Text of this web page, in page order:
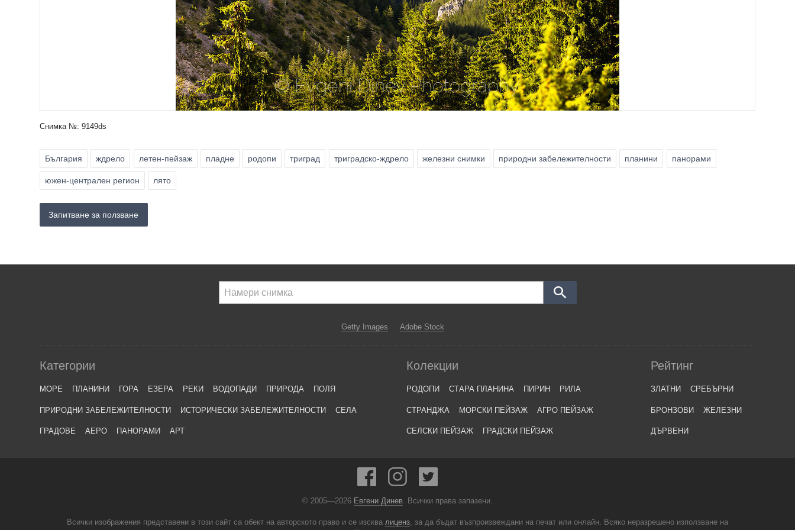
Снимка №: 9149ds
България ждрело летен-пейзаж пладне родопи триград триградско-ждрело железни снимки природни забележителности планини панорами
южен-централен регион лято
Запитване за ползване
Getty Images Adobe Stock
Категории
МОРЕ ПЛАНИНИ ГОРА ЕЗЕРА РЕКИ ВОДОПАДИ ПРИРОДА ПОЛЯ
ПРИРОДНИ ЗАБЕЛЕЖИТЕЛНОСТИ ИСТОРИЧЕСКИ ЗАБЕЛЕЖИТЕЛНОСТИ СЕЛА
ГРАДОВЕ АЕРО ПАНОРАМИ АРТ
Колекции
РОДОПИ СТАРА ПЛАНИНА ПИРИН РИЛА
СТРАНДЖА МОРСКИ ПЕЙЗАЖ АГРО ПЕЙЗАЖ
СЕЛСКИ ПЕЙЗАЖ ГРАДСКИ ПЕЙЗАЖ
Рейтинг
ЗЛАТНИ СРЕБЪРНИ
БРОНЗОВИ ЖЕЛЕЗНИ
ДЪРВЕНИ
© 2005—2026 Евгени Динев. Всички права запазени.
Всички изображения представени в този сайт са обект на авторското право и се изсква лиценз, за да бъдат възпроизвеждани на печат или онлайн. Всяко неразрешено използване на